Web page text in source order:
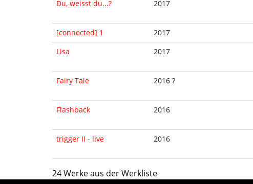
Du, weisst du...?
2017
[connected] 1
2017
Lisa
2017
Fairy Tale
2016 ?
Flashback
2016
trigger II - live
2016
24 Werke aus der Werkliste